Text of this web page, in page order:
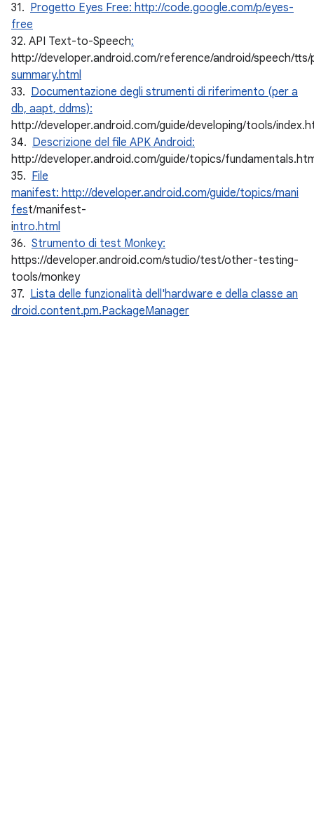
31. Progetto Eyes Free: http://code.google.com/p/eyes-
free
32. API Text-to-Speech:
http://developer.android.com/reference/android/speech/tts/
summary.html
33. Documentazione degli strumenti di riferimento (per a
db, aapt, ddms):
http://developer.android.com/guide/developing/tools/
34. Descrizione del file APK Android:
http://developer.android.com/guide/topics/
35. File
manifest: http://developer.android.com/guide/topics/mani
fest/manifest-
intro.html
36. Strumento di test Monkey:
https://developer.android.com/studio/test/other-testing-
tools/monkey
37. Lista delle funzionalità dell'hardware e della classe an
droid.content.pm.PackageManager